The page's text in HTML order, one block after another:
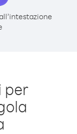
per